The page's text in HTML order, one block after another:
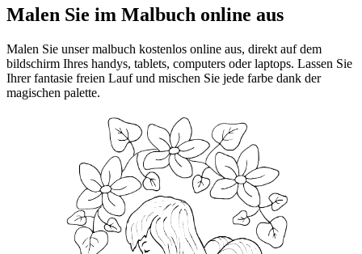
Malen Sie im Malbuch online aus
Malen Sie unser malbuch kostenlos online aus, direkt auf dem
bildschirm Ihres handys, tablets, computers oder laptops. Lassen Sie
Ihrer fantasie freien Lauf und mischen Sie jede farbe dank der
magischen palette.